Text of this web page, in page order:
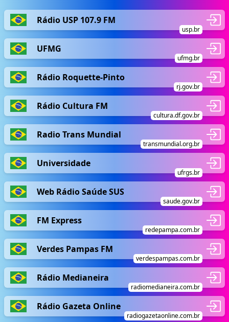
Rádio USP 107.9 FM
usp.br
UFMG
ufmg.br
Rádio Roquette-Pinto
rj.gov.br
Rádio Cultura FM
cultura.df.gov.br
Radio Trans Mundial
transmundial.org.br
Universidade
ufrgs.br
Web Rádio Saúde SUS
saude.gov.br
FM Express
redepampa.com.br
Verdes Pampas FM
verdespampas.com.br
Rádio Medianeira
radiomedianeira.com.br
Rádio Gazeta Online
radiogazetaonline.com.br